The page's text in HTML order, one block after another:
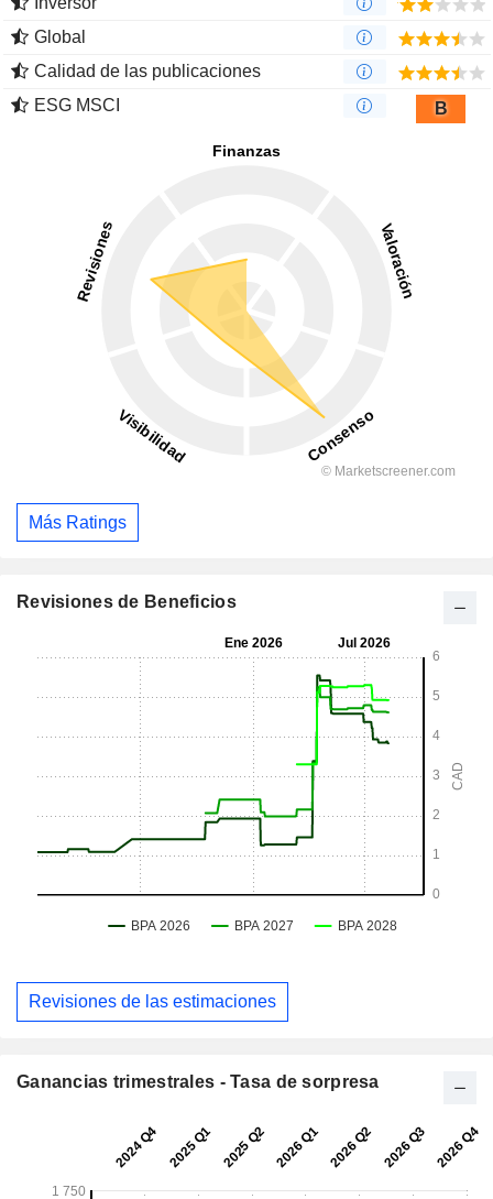
Global
Calidad de las publicaciones
ESG MSCI
B
Más Ratings
Revisiones de Beneficios
Revisiones de las estimaciones
Ganancias trimestrales - Tasa de sorpresa